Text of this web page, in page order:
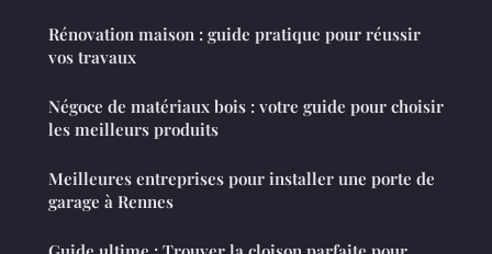
Rénovation maison : guide pratique pour réussir
vos travaux
Négoce de matériaux bois : votre guide pour choisir
les meilleurs produits
Meilleures entreprises pour installer une porte de
garage à Rennes